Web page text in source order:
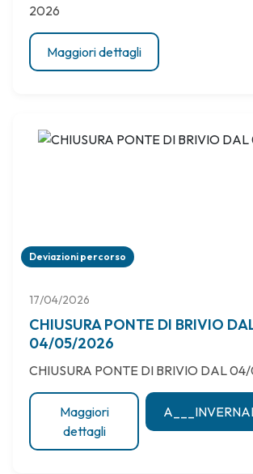
2026
Maggiori dettagli
Deviazioni percorso
17/04/2026
CHIUSURA PONTE DI BRIVIO
04/05/2026
CHIUSURA PONTE DI BRIVIO DAL
Maggiori
dettagli